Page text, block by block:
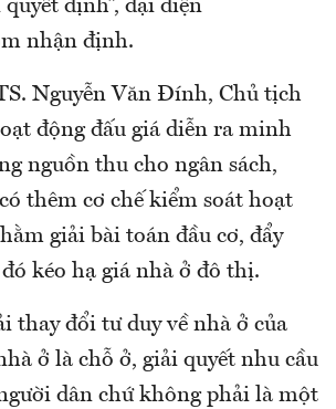
định”, đại diện
nhận định.
Nguyễn Văn Đính, Chủ tịch
động đấu giá diễn ra minh
nguồn thu cho ngân sách,
thêm cơ chế kiểm soát hoạt
giải bài toán đầu cơ, đẩy
kéo hạ giá nhà ở đô thị.
thay đổi tư duy về nhà ở của
ở là chỗ ở, giải quyết nhu cầu
dân chứ không phải là một